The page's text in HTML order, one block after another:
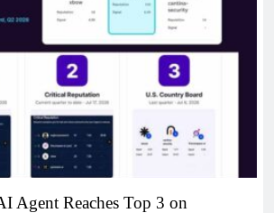
Agent Reaches Top 3 on